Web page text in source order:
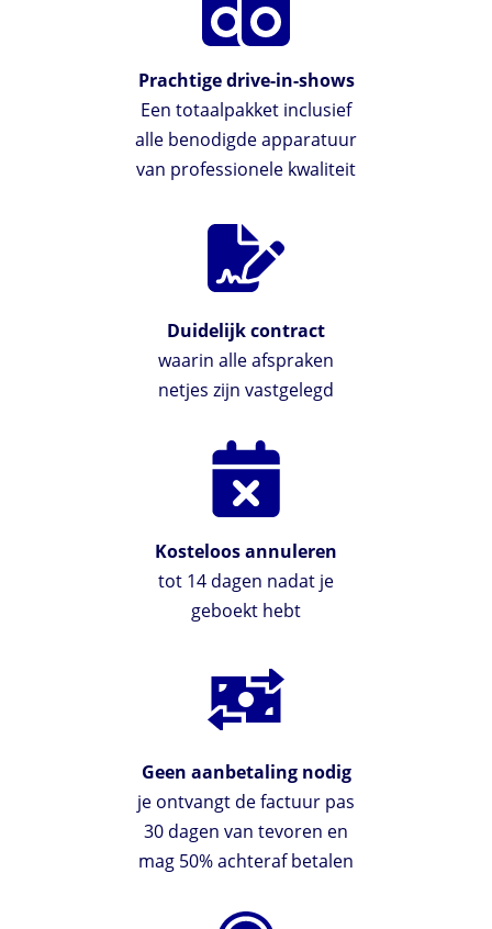
Prachtige drive-in-shows
Een totaalpakket inclusief
alle benodigde apparatuur
van professionele kwaliteit
Duidelijk contract
waarin alle afspraken
netjes zijn vastgelegd
Kosteloos annuleren
tot 14 dagen nadat je
geboekt hebt
Geen aanbetaling nodig
je ontvangt de factuur pas
30 dagen van tevoren en
mag 50% achteraf betalen